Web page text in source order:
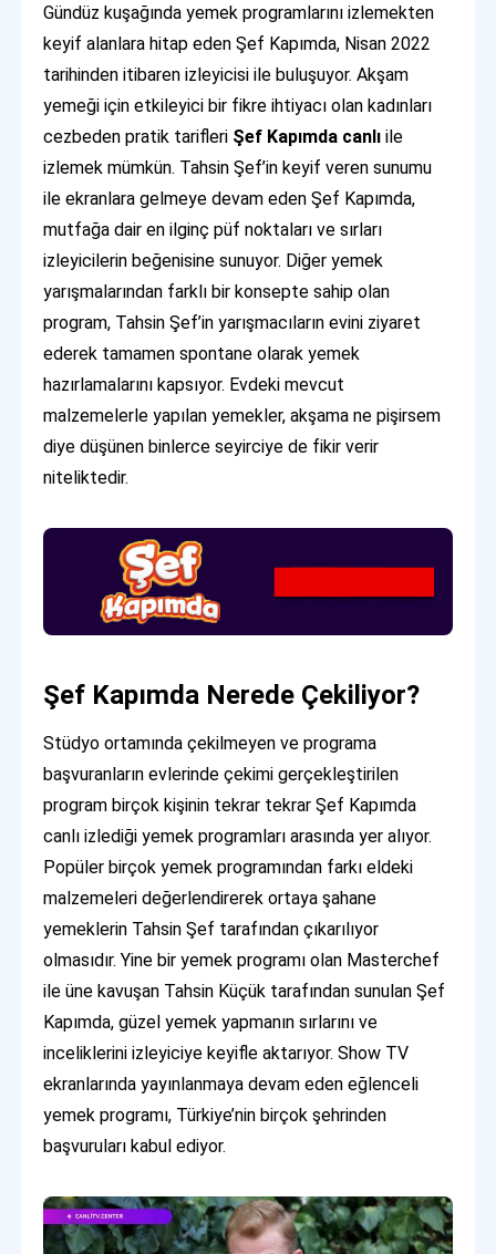
Gündüz kuşağında yemek programlarını izlemekten
keyif alanlara hitap eden Şef Kapımda, Nisan 2022
tarihinden itibaren izleyicisi ile buluşuyor. Akşam
yemeği için etkileyici bir fikre ihtiyacı olan kadınları
cezbeden pratik tarifleri Şef Kapımda canlı ile
izlemek mümkün. Tahsin Şef’in keyif veren sunumu
ile ekranlara gelmeye devam eden Şef Kapımda,
mutfağa dair en ilginç püf noktaları ve sırları
izleyicilerin beğenisine sunuyor. Diğer yemek
yarışmalarından farklı bir konsepte sahip olan
program, Tahsin Şef’in yarışmacıların evini ziyaret
ederek tamamen spontane olarak yemek
hazırlamalarını kapsıyor. Evdeki mevcut
malzemelerle yapılan yemekler, akşama ne pişirsem
diye düşünen binlerce seyirciye de fikir verir
niteliktedir.
Şef Kapımda Nerede Çekiliyor?
Stüdyo ortamında çekilmeyen ve programa
başvuranların evlerinde çekimi gerçekleştirilen
program birçok kişinin tekrar tekrar Şef Kapımda
canlı izlediği yemek programları arasında yer alıyor.
Popüler birçok yemek programından farkı eldeki
malzemeleri değerlendirerek ortaya şahane
yemeklerin Tahsin Şef tarafından çıkarılıyor
olmasıdır. Yine bir yemek programı olan Masterchef
ile üne kavuşan Tahsin Küçük tarafından sunulan Şef
Kapımda, güzel yemek yapmanın sırlarını ve
inceliklerini izleyiciye keyifle aktarıyor. Show TV
ekranlarında yayınlanmaya devam eden eğlenceli
yemek programı, Türkiye’nin birçok şehrinden
başvuruları kabul ediyor.